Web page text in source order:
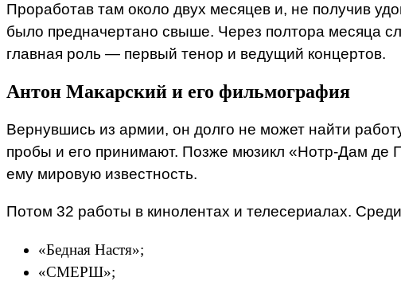
Проработав там около двух месяцев и, не получив
было предначертано свыше. Через полтора месяца
главная роль — первый тенор и ведущий концертов.
Антон Макарский и его фильмография
Вернувшись из армии, он долго не может найти
пробы и его принимают. Позже мюзикл «Нотр-Дам де
ему мировую известность.
Потом 32 работы в кинолентах и телесериалах.
«Бедная Настя»;
«СМЕРШ»;